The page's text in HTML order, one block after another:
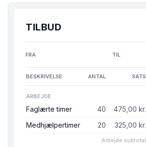
TILBUD
FRA TIL
BESKRIVELSE ANTAL SATS
ARBEJDE
Faglærte timer 40 475,00 kr.
Medhjælpertimer
20 325,00 kr.
Arbejde subtotal